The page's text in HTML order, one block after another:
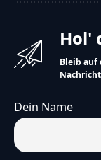
49ers.
Es ist ein
war.
Die Chiefs
Hol'
Bleib auf
Dein Name